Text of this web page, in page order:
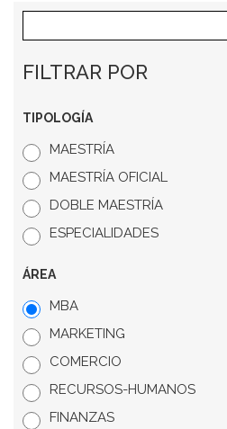
FILTRAR POR
TIPOLOGÍA
MAESTRÍA
MAESTRÍA OFICIAL
DOBLE MAESTRÍA
ESPECIALIDADES
ÁREA
MBA
MARKETING
COMERCIO
RECURSOS-HUMANOS
FINANZAS